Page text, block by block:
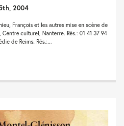
2004
François et les autres mise en scène de
Centre culturel, Nanterre. Rés.: 01 41 37 94
de Reims. Rés.:...